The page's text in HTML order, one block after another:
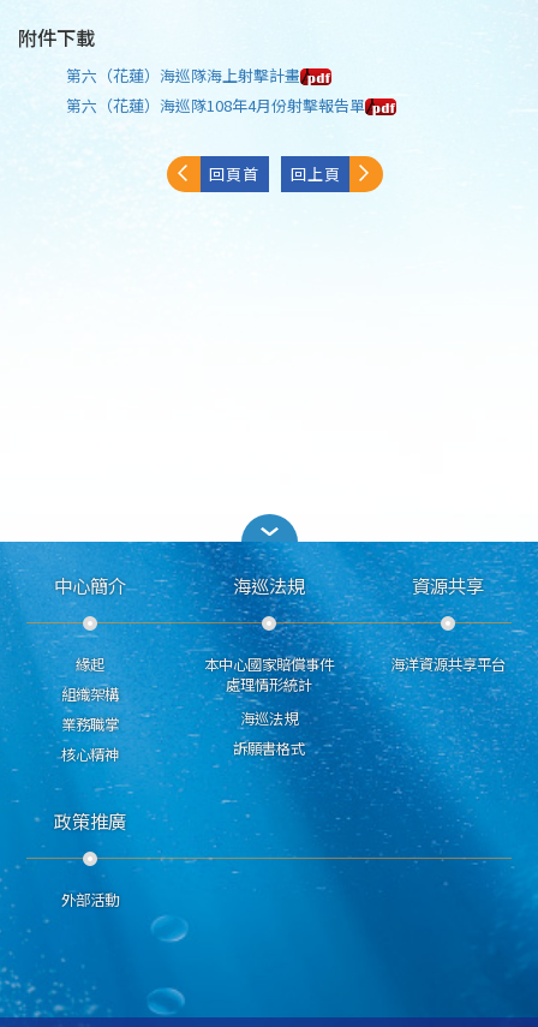
附件下載
第六（花蓮）海巡隊海上射擊計畫
第六（花蓮）海巡隊108年4月份射擊報告單
回頁首 回上頁
中心簡介
緣起
組織架構
業務職掌
核心精神
海巡法規
本中心國家賠償事件
處理情形統計
海巡法規
訴願書格式
資源共享
海洋資源共享平台
政策推廣
外部活動